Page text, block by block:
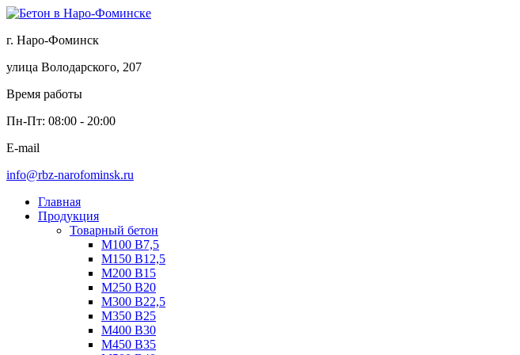
г. Наро-Фоминск
улица Володарского, 207
Время работы
Пн-Пт: 08:00 - 20:00
E-mail
info@rbz-narofominsk.ru
Главная
Продукция
Товарный бетон
М100 В7,5
М150 В12,5
М200 В15
М250 В20
М300 В22,5
М350 В25
М400 В30
М450 В35